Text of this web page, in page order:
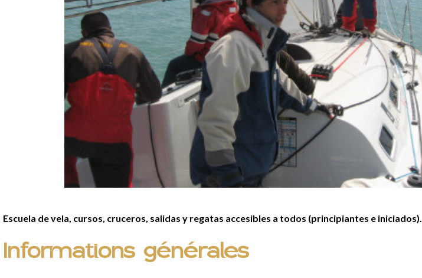
Presentación
Escuela de vela, cursos, cruceros, salidas y regatas accesibles a todos (principiantes e iniciados).
Informations générales